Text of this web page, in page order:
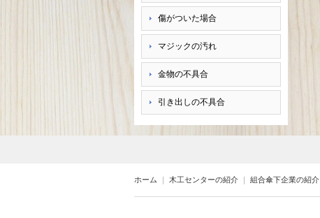
傷がついた場合
マジックの汚れ
金物の不具合
引き出しの不具合
ホーム ｜ 木工センターの紹介 ｜ 組合傘下企業の紹介